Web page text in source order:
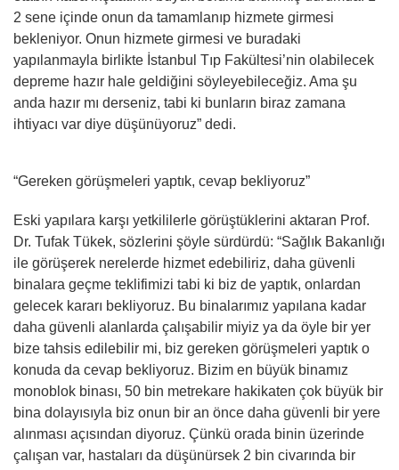
2 sene içinde onun da tamamlanıp hizmete girmesi
bekleniyor. Onun hizmete girmesi ve buradaki
yapılanmayla birlikte İstanbul Tıp Fakültesi’nin olabilecek
depreme hazır hale geldiğini söyleyebileceğiz. Ama şu
anda hazır mı derseniz, tabi ki bunların biraz zamana
ihtiyacı var diye düşünüyoruz” dedi.
“Gereken görüşmeleri yaptık, cevap bekliyoruz”
Eski yapılara karşı yetkililerle görüştüklerini aktaran Prof.
Dr. Tufak Tükek, sözlerini şöyle sürdürdü: “Sağlık Bakanlığı
ile görüşerek nerelerde hizmet edebiliriz, daha güvenli
binalara geçme teklifimizi tabi ki biz de yaptık, onlardan
gelecek kararı bekliyoruz. Bu binalarımız yapılana kadar
daha güvenli alanlarda çalışabilir miyiz ya da öyle bir yer
bize tahsis edilebilir mi, biz gereken görüşmeleri yaptık o
konuda da cevap bekliyoruz. Bizim en büyük binamız
monoblok binası, 50 bin metrekare hakikaten çok büyük bir
bina dolayısıyla biz onun bir an önce daha güvenli bir yere
alınması açısından diyoruz. Çünkü orada binin üzerinde
çalışan var, hastaları da düşünürsek 2 bin civarında bir